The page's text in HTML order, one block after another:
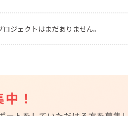
CAMPFIRE Creation
machi-ya コミュニティ
ジェクトはまだありません。